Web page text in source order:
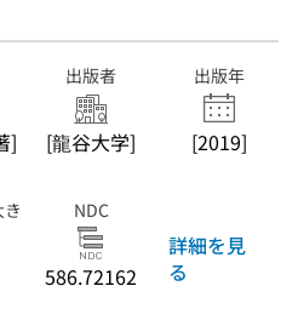
]
出版者
[龍谷大学]
出版年
[2019]
NDC
586.72162
詳細を見
る